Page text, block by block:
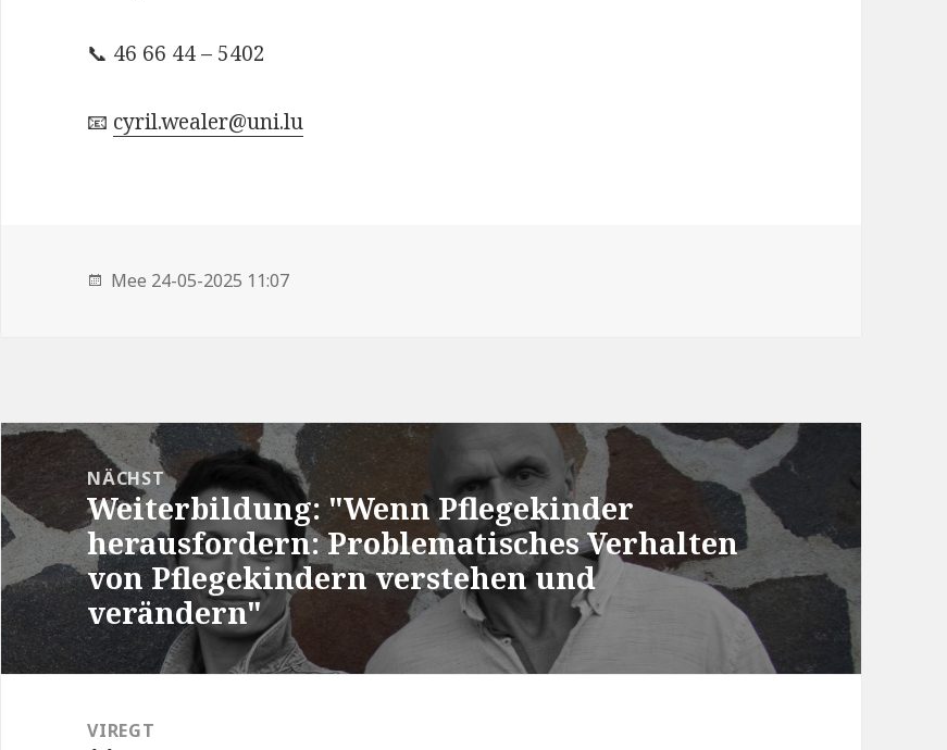
📞 46 66 44 – 5402
📧 cyril.wealer@uni.lu
Mee 24-05-2025 11:07
Post
navigationNÄCHST
Nächst
Weiterbildung: "Wenn Pflegekinder
herausfordern: Problematisches Verhalten
von Pflegekindern verstehen und
verändern"
VIREGT